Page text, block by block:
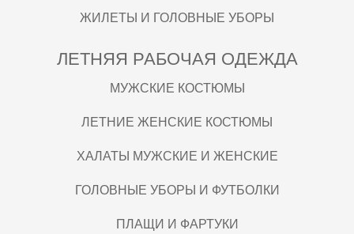
ЖИЛЕТЫ И ГОЛОВНЫЕ УБОРЫ
ЛЕТНЯЯ РАБОЧАЯ ОДЕЖДА
МУЖСКИЕ КОСТЮМЫ
ЛЕТНИЕ ЖЕНСКИЕ КОСТЮМЫ
ХАЛАТЫ МУЖСКИЕ И ЖЕНСКИЕ
ГОЛОВНЫЕ УБОРЫ И ФУТБОЛКИ
ПЛАЩИ И ФАРТУКИ